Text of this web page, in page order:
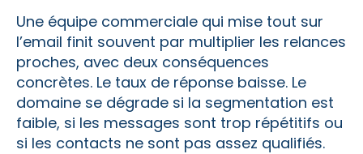
Une équipe commerciale qui mise tout sur
l’email finit souvent par multiplier les relances
proches, avec deux conséquences
concrètes. Le taux de réponse baisse. Le
domaine se dégrade si la segmentation est
faible, si les messages sont trop répétitifs ou
si les contacts ne sont pas assez qualifiés.